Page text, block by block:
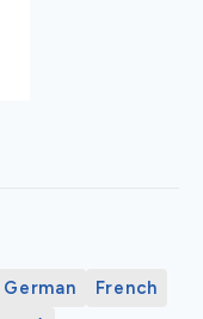
German
French